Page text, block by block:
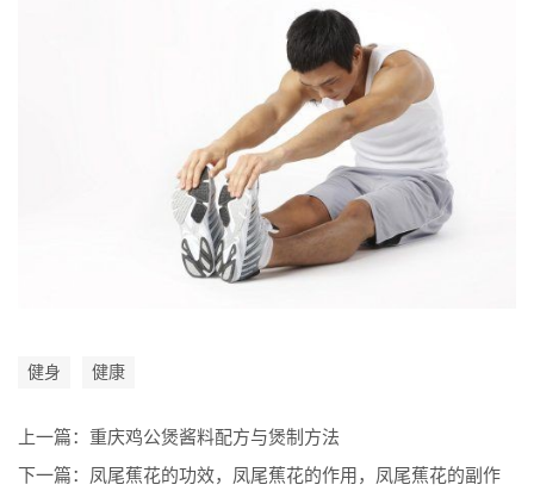
健身 健康
上一篇： 重庆鸡公煲酱料配方与煲制方法
下一篇： 凤尾蕉花的功效，凤尾蕉花的作用，凤尾蕉花的副作